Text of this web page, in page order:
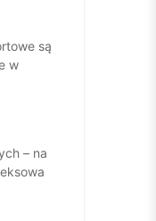
są
w
– na